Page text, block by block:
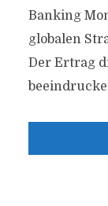
Banking
globalen
Der Ertrag